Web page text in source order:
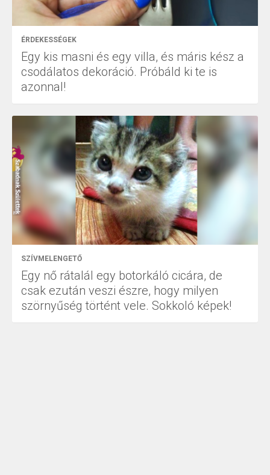
ÉRDEKESSÉGEK
Egy kis masni és egy villa, és máris kész a
csodálatos dekoráció. Próbáld ki te is
azonnal!
SZÍVMELENGETŐ
Egy nő rátalál egy botorkáló cicára, de
csak ezután veszi észre, hogy milyen
szörnyűség történt vele. Sokkoló képek!